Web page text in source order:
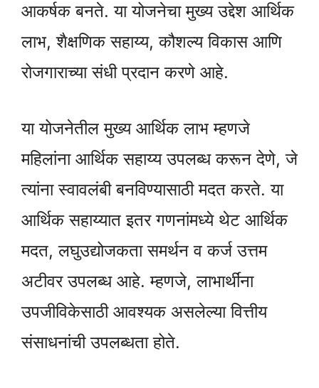
आकर्षक बनते. या योजनेचा मुख्य उद्देश आर्थिक
लाभ, शैक्षणिक सहाय्य, कौशल्य विकास आणि
रोजगाराच्या संधी प्रदान करणे आहे.
या योजनेतील मुख्य आर्थिक लाभ म्हणजे
महिलांना आर्थिक सहाय्य उपलब्ध करून देणे, जे
त्यांना स्वावलंबी बनविण्यासाठी मदत करते. या
आर्थिक सहाय्यात इतर गणनांमध्ये थेट आर्थिक
मदत, लघुउद्योजकता समर्थन व कर्ज उत्तम
अटीवर उपलब्ध आहे. म्हणजे, लाभार्थींना
उपजीविकेसाठी आवश्यक असलेल्या वित्तीय
संसाधनांची उपलब्धता होते.